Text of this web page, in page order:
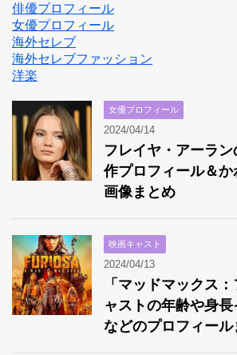
俳優プロフィール
女優プロフィール
海外セレブ
海外セレブファッション
洋楽
女優プロフィール
2024/04/14
フレイヤ・アーラ
作プロフィール＆
画像まとめ
映画キャスト
2024/04/13
「マッドマックス
ャストの年齢や身
などのプロフィール